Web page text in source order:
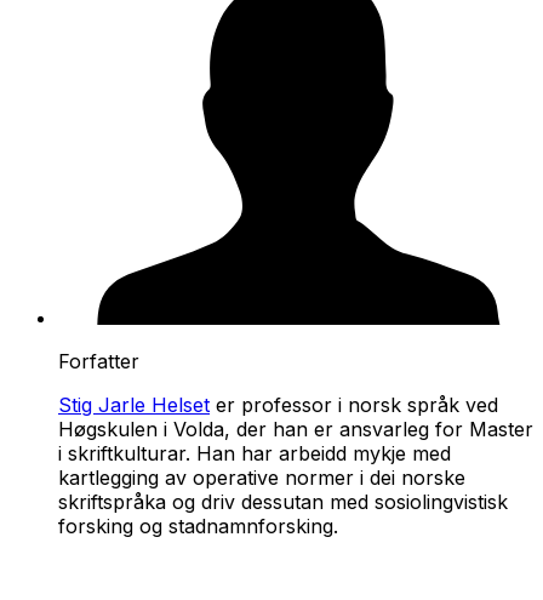
Forfatter
Stig Jarle Helset er professor i norsk språk ved
Høgskulen i Volda, der han er ansvarleg for Master
i skriftkulturar. Han har arbeidd mykje med
kartlegging av operative normer i dei norske
skriftspråka og driv dessutan med sosiolingvistisk
forsking og stadnamnforsking.